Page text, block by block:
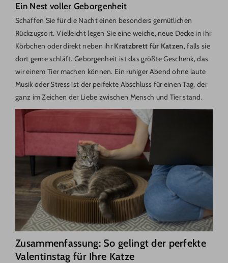
Ein Nest voller Geborgenheit
Schaffen Sie für die Nacht einen besonders gemütlichen
Rückzugsort. Vielleicht legen Sie eine weiche, neue Decke in ihr
Körbchen oder direkt neben ihrKratzbrett für Katzen, falls sie
dort gerne schläft. Geborgenheit ist das größte Geschenk, das
wir einem Tier machen können. Ein ruhiger Abend ohne laute
Musik oder Stress ist der perfekte Abschluss für einen Tag, der
ganz im Zeichen der Liebe zwischen Mensch und Tier stand.
Zusammenfassung: So gelingt der perfekte
Valentinstag für Ihre Katze